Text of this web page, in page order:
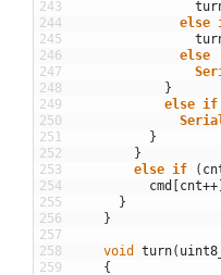
243
244
245
246
247
248
249
250
251
252
253
254
255
256
257
258
259
else
else
}
else if
}
}
else if (
cmd
cnt++
}
}
void turn( uint8
{